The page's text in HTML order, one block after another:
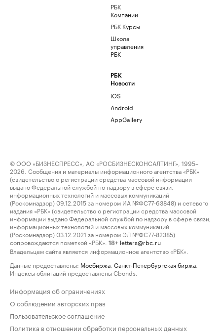
РБК
Компании
РБК Курсы
Школа
управления
РБК
РБК
Новости
iOS
Android
AppGallery
© ООО «БИЗНЕСПРЕСС», АО «РОСБИЗНЕСКОНСАЛТИНГ», 1995–
2026. Сообщения и материалы информационного агентства «РБК»
(свидетельство о регистрации средства массовой информации
выдано Федеральной службой по надзору в сфере связи,
информационных технологий и массовых коммуникаций
(Роскомнадзор) 09.12.2015 за номером ИА №ФС77-63848) и сетевого
издания «РБК» (свидетельство о регистрации средства массовой
информации выдано Федеральной службой по надзору в сфере связи,
информационных технологий и массовых коммуникаций
(Роскомнадзор) 03.12.2021 за номером ЭЛ №ФС77-82385)
сопровождаются пометкой «РБК».
18+ letters@rbc.ru
Владельцем сайта является информационное агентство «РБК».
Данные предоставлены: Мосбиржа Санкт-Петербургская биржа
Индексы облигаций предоставлены Cbonds.
Информация об ограничениях
О соблюдении авторских прав
Пользовательское соглашение
Политика в отношении обработки персональных данных